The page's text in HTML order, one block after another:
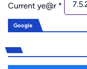
Current ye@r *
Google